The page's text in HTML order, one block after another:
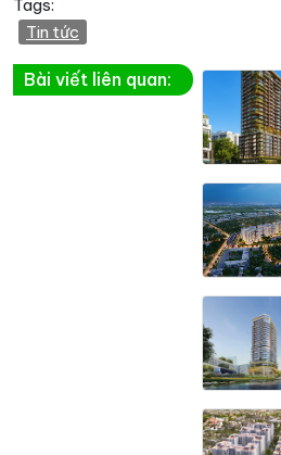
Tags:
Tin tức
Bài viết liên quan: